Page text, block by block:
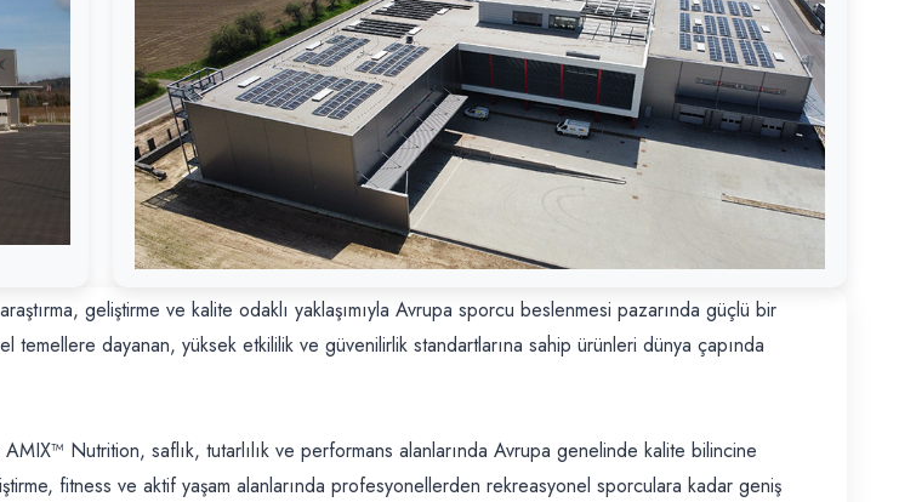
geliştirme ve kalite odaklı yaklaşımıyla Avrupa sporcu beslenmesi pazarında güçlü bir
dayanan, yüksek etkililik ve güvenilirlik standartlarına sahip ürünleri dünya çapında
Nutrition, saflık, tutarlılık ve performans alanlarında Avrupa genelinde kalite bilincine
fitness ve aktif yaşam alanlarında profesyonellerden rekreasyonel sporculara kadar geniş